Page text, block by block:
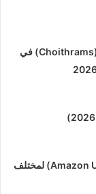
وظائف مجموعة شويترامس (Choithrams) في
وظائف أمازون الإمارات (Amazon UAE) لمختلف